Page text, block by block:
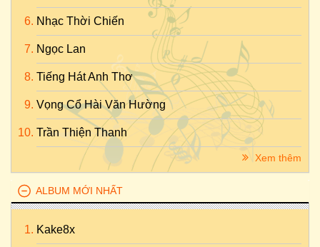
Nhạc Thời Chiến
Ngọc Lan
Tiếng Hát Anh Thơ
Vọng Cổ Hài Văn Hường
Trần Thiện Thanh
Xem thêm
ALBUM MỚI NHẤT
Kake8x